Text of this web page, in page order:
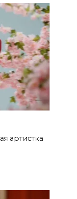
артистка